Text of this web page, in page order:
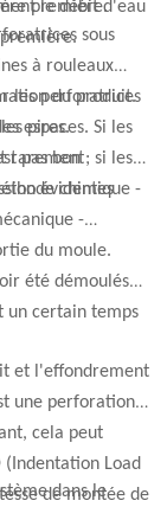
première.
le débit d'eau
sous
à rouleaux
les perforatrices
pires.
rarement
du produit.
espaces. Si les
pas bon ; si les
évidentes
chimique -
-
du moule.
été démoulés
un certain temps
et l'effondrement
une perforation
cela peut
Load
de montée de
dans le